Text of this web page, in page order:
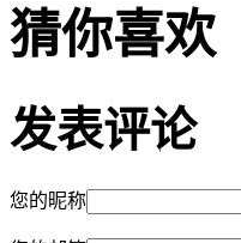
猜你喜欢
发表评论
您的昵称